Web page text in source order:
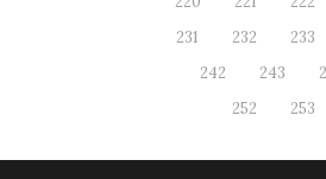
231
232 233
242
243
252
253